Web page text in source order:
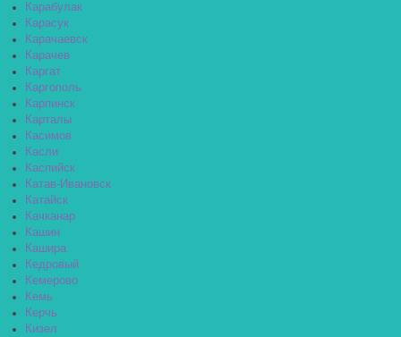
Карабулак
Карасук
Карачаевск
Карачев
Каргат
Каргополь
Карпинск
Карталы
Касимов
Касли
Каспийск
Катав-Ивановск
Катайск
Качканар
Кашин
Кашира
Кедровый
Кемерово
Кемь
Керчь
Кизел